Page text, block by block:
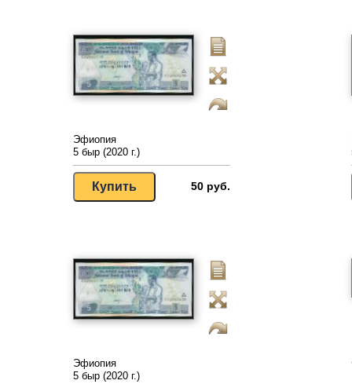
Эфиопия
5 быр (2020 г.)
50 руб.
Эфиопия
5 быр (2020 г.)